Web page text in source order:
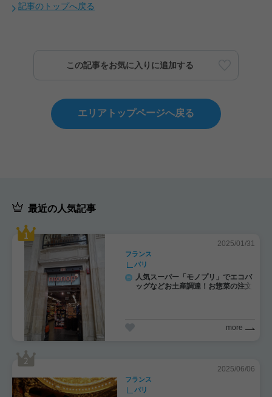
記事のトップへ戻る
この記事をお気に入りに追加する
エリアトップページへ戻る
最近の人気記事
2025/01/31
フランス
パリ
人気スーパー「モノプリ」でエコバ
ッグなどお土産調達！お惣菜の注文
more
2025/06/06
フランス
パリ